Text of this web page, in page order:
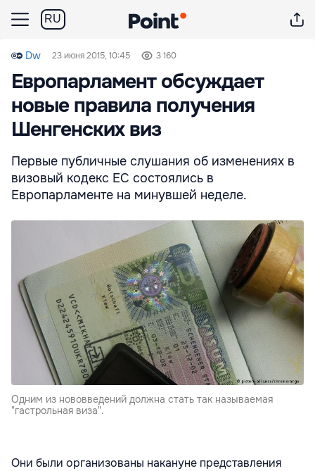
RU
Dw 23 июня 2015, 10:45 3 160
Европарламент обсуждает
новые правила получения
Шенгенских виз
Первые публичные слушания об изменениях в
визовый кодекс ЕС состоялись в
Европарламенте на минувшей неделе.
Одним из нововведений должна стать так называемая
"гастрольная виза".
Они были организованы накануне представления